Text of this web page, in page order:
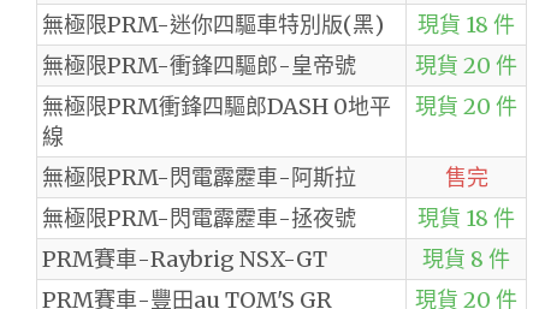
無極限PRM-迷你四驅車特別版(黑)
現貨 18 件
無極限PRM-衝鋒四驅郎-皇帝號
現貨 20 件
無極限PRM衝鋒四驅郎DASH 0地平
線
現貨 20 件
無極限PRM-閃電霹靂車-阿斯拉
售完
無極限PRM-閃電霹靂車-拯夜號
現貨 18 件
PRM賽車-Raybrig NSX-GT
現貨 8 件
PRM賽車-豐田au TOM'S GR
現貨 20 件